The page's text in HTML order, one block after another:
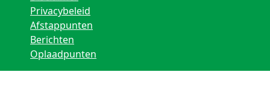
Privacybeleid
Afstappunten
Berichten
Oplaadpunten